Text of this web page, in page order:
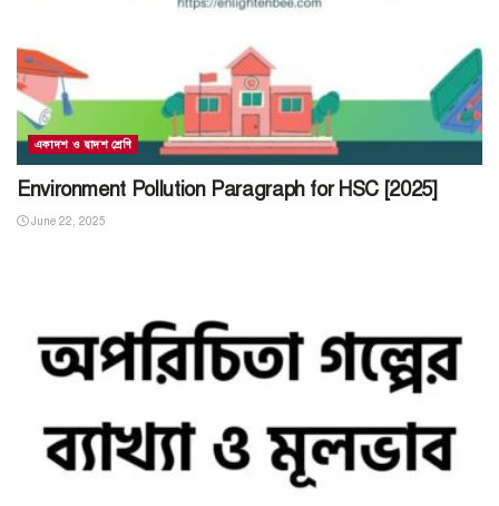
একাদশ ও দ্বাদশ শ্রেণি
Environment Pollution Paragraph for HSC [2025]
June 22, 2025